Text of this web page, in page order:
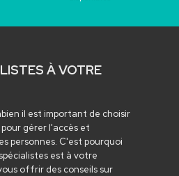
À VOTRE
il est important de choisir
gérer l'accès et
personnes. C'est pourquoi
est à votre
offrir des conseils sur